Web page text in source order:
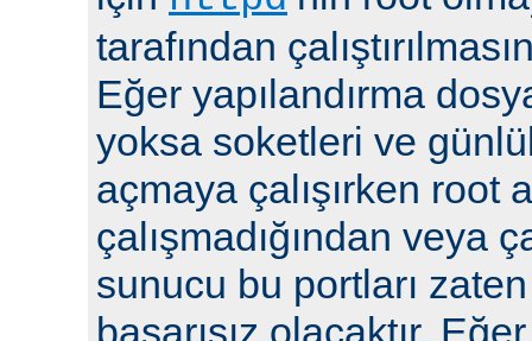
tarafından
Eğer yapılandırma
yoksa soketleri ve
açmaya çalışırken root
çalışmadığından veya
sunucu bu portları